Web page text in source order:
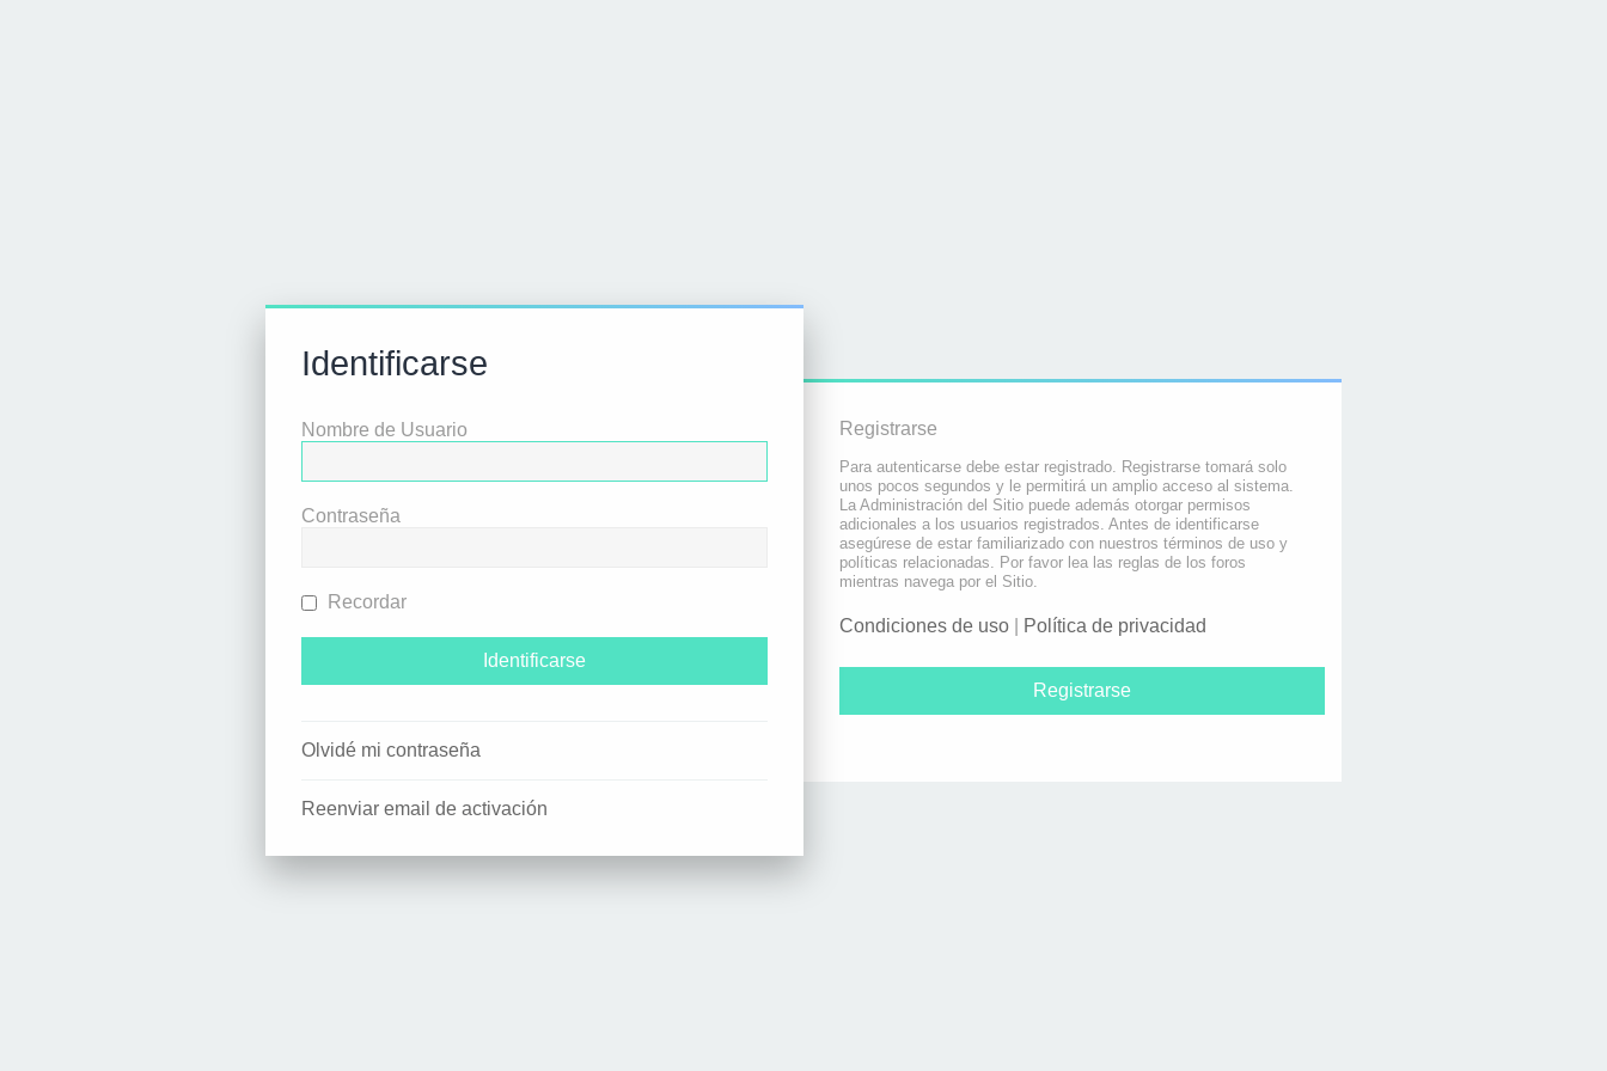
Identificarse
Nombre de Usuario
Contraseña
Recordar
Olvidé mi contraseña
Reenviar email de activación
Registrarse
Para autenticarse debe estar registrado. Registrarse tomará solo
unos pocos segundos y le permitirá un amplio acceso al sistema.
La Administración del Sitio puede además otorgar permisos
adicionales a los usuarios registrados. Antes de identificarse
asegúrese de estar familiarizado con nuestros términos de uso y
políticas relacionadas. Por favor lea las reglas de los foros
mientras navega por el Sitio.
Condiciones de uso Política de privacidad
Registrarse